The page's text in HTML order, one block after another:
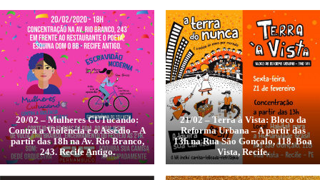
20/02 – Mulheres CUTucando:
Contra a Violência e o Assédio – A
partir das 18h na Av. Rio Branco,
243. Recife Antigo.
21/02 – Terra à Vista: Bloco da
Reforma Urbana – A partir das
13h na Rua São Gonçalo, 118. Boa
Vista, Recife.